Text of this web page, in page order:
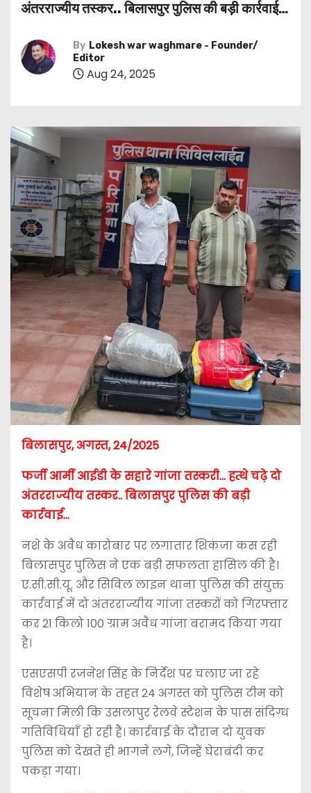
अंतरराज्यीय तस्कर.. बिलासपुर पुलिस की बड़ी कार्रवाई…
By Lokesh war waghmare - Founder/
Editor
Aug 24, 2025
बिलासपुर, अगस्त, 24/2025
फर्जी आर्मी आईडी के सहारे गांजा तस्करी… हत्थे चढ़े दो
अंतरराज्यीय तस्कर.. बिलासपुर पुलिस की बड़ी
कार्रवाई…
नशे के अवैध कारोबार पर लगातार शिकंजा कस रही
बिलासपुर पुलिस ने एक बड़ी सफलता हासिल की है।
ए.सी.सी.यू. और सिविल लाइन थाना पुलिस की संयुक्त
कार्रवाई में दो अंतरराज्यीय गांजा तस्करों को गिरफ्तार
कर 21 किलो 100 ग्राम अवैध गांजा बरामद किया गया
है।
एसएसपी रजनेश सिंह के निर्देश पर चलाए जा रहे
विशेष अभियान के तहत 24 अगस्त को पुलिस टीम को
सूचना मिली कि उसलापुर रेलवे स्टेशन के पास संदिग्ध
गतिविधियाँ हो रही हैं। कार्रवाई के दौरान दो युवक
पुलिस को देखते ही भागने लगे, जिन्हें घेराबंदी कर
पकड़ा गया।